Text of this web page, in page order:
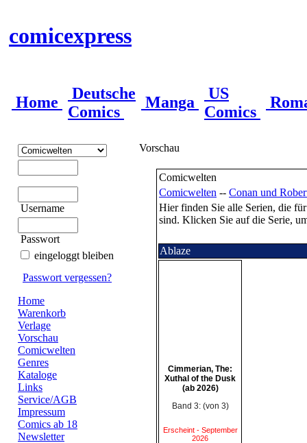
comicexpress
Home
Deutsche
Comics
Manga
US
Comics
Username
Passwort
eingeloggt bleiben
Passwort vergessen?
Home
Warenkorb
Verlage
Vorschau
Comicwelten
Genres
Kataloge
Links
Service/AGB
Impressum
Comics ab 18
Newsletter
Vorschau
Comicwelten
Comicwelten -- Conan und
Hier finden Sie alle Serien, die
sind. Klicken Sie auf die Serie,
Ablaze
Cimmerian, The:
Xuthal of the Dusk
(ab 2026)
Band 3: (von 3)
Erscheint - September
2026